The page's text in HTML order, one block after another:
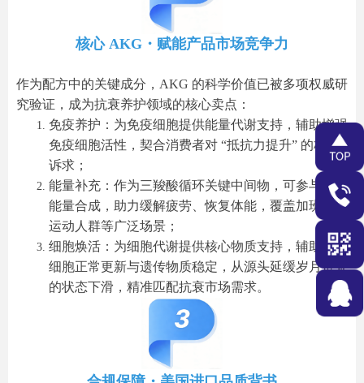
核心 AKG・赋能产品市场竞争力
作为配方中的关键成分，AKG 的科学价值已被多项权威研
究验证，成为抗衰养护领域的核心卖点：
免疫养护：为免疫细胞提供能量代谢支持，辅助增强
免疫细胞活性，契合消费者对 “抵抗力提升” 的核心
诉求；
能量补充：作为三羧酸循环关键中间物，可参与机体
能量合成，助力缓解疲劳、恢复体能，覆盖加班族、
运动人群等广泛场景；
细胞焕活：为细胞代谢提供核心物质支持，辅助维持
细胞正常更新与遗传物质稳定，从源头延缓岁月带来
的状态下滑，精准匹配抗衰市场需求。